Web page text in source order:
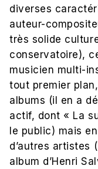
diverses
auteur-
très solide
conservatoire),
musicien multi-
tout premier
albums (il en a
actif, dont « La
le public) mais
d’autres artistes
album d’Henri